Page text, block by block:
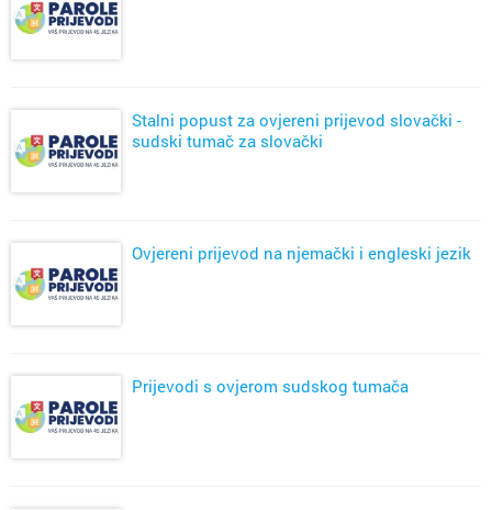
Stalni popust za ovjereni prijevod slovački -
sudski tumač za slovački
Ovjereni prijevod na njemački i engleski jezik
Prijevodi s ovjerom sudskog tumača